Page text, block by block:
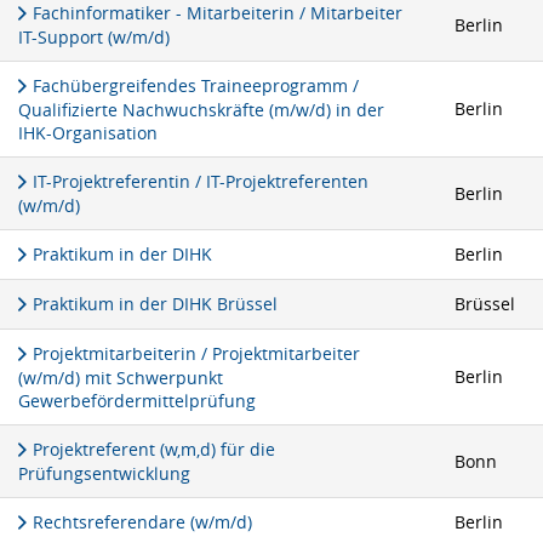
Fachinformatiker - Mitarbeiterin / Mitarbeiter
IT-Support (w/m/d)
Berlin
Fachübergreifendes Traineeprogramm /
Qualifizierte Nachwuchskräfte (m/w/d) in der
IHK-Organisation
Berlin
IT-Projektreferentin / IT-Projektreferenten
(w/m/d)
Berlin
Praktikum in der DIHK Berlin
Praktikum in der DIHK Brüssel Brüssel
Projektmitarbeiterin / Projektmitarbeiter
(w/m/d) mit Schwerpunkt
Gewerbefördermittelprüfung
Berlin
Projektreferent (w,m,d) für die
Prüfungsentwicklung
Bonn
Rechtsreferendare (w/m/d) Berlin